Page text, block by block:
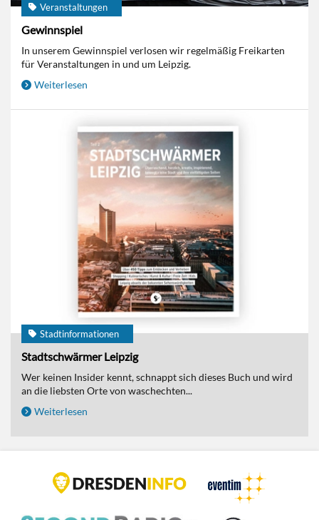
Veranstaltungen
Gewinnspiel
In unserem Gewinnspiel verlosen wir regelmäßig Freikarten
für Veranstaltungen in und um Leipzig.
Weiterlesen
Stadtinformationen
Stadtschwärmer Leipzig
Wer keinen Insider kennt, schnappt sich dieses Buch und wird
an die liebsten Orte von waschechten...
Weiterlesen